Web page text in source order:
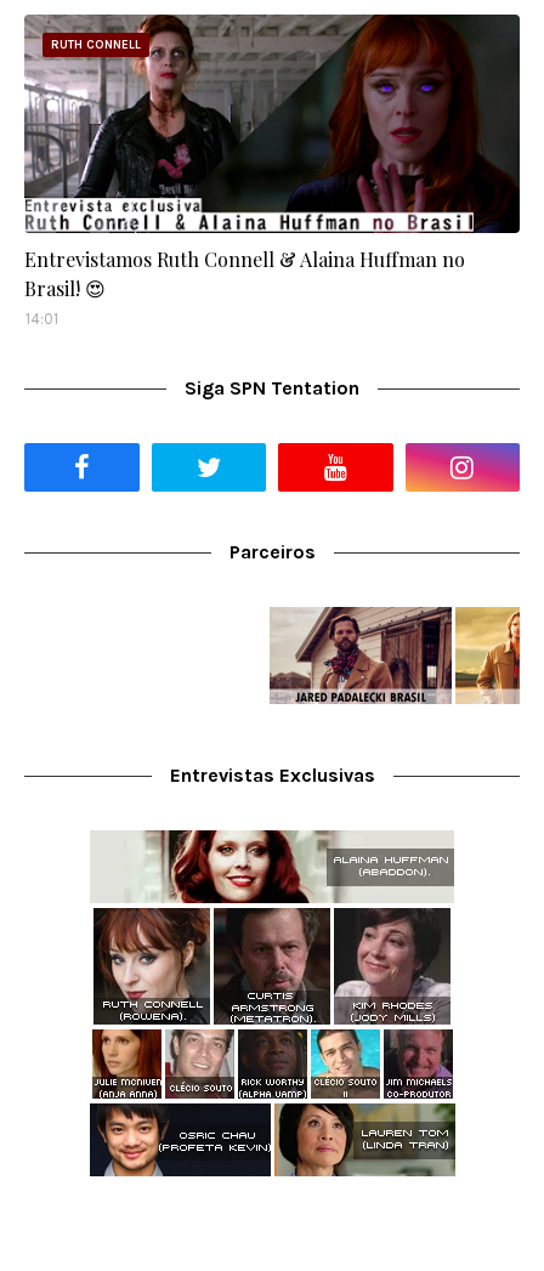
RUTH CONNELL
Entrevistamos Ruth Connell & Alaina Huffman no
Brasil! 😍
14:01
Siga SPN Tentation
Parceiros
Entrevistas Exclusivas